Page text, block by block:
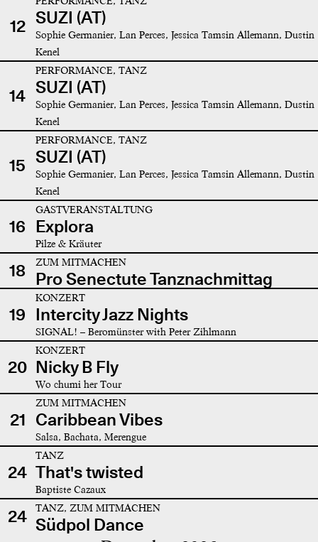
12 SUZI (AT)
Sophie Germanier, Lan Perces, Jessica Tamsin Allemann, Dustin
Kenel
14
PERFORMANCE, TANZ
SUZI (AT)
Sophie Germanier, Lan Perces, Jessica Tamsin Allemann, Dustin
Kenel
15
PERFORMANCE, TANZ
SUZI (AT)
Sophie Germanier, Lan Perces, Jessica Tamsin Allemann, Dustin
Kenel
16
GASTVERANSTALTUNG
Explora
Pilze & Kräuter
18 ZUM MITMACHEN
Pro Senectute Tanznachmittag
19
KONZERT
Intercity Jazz Nights
SIGNAL! – Beromünster with Peter Zihlmann
20
KONZERT
Nicky B Fly
Wo chumi her Tour
21
ZUM MITMACHEN
Caribbean Vibes
Salsa, Bachata, Merengue
24
TANZ
That's twisted
Baptiste Cazaux
24 TANZ, ZUM MITMACHEN
Südpol Dance